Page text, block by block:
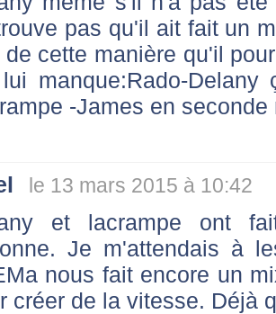
pas qu'il ait fait un
de cette manière qu'il
manque:Rado-
-James en seconde
le 13 mars 2015 à 10:42
et lacrampe ont
Je m'attendais à
nous fait encore un
créer de la vitesse. Déjà